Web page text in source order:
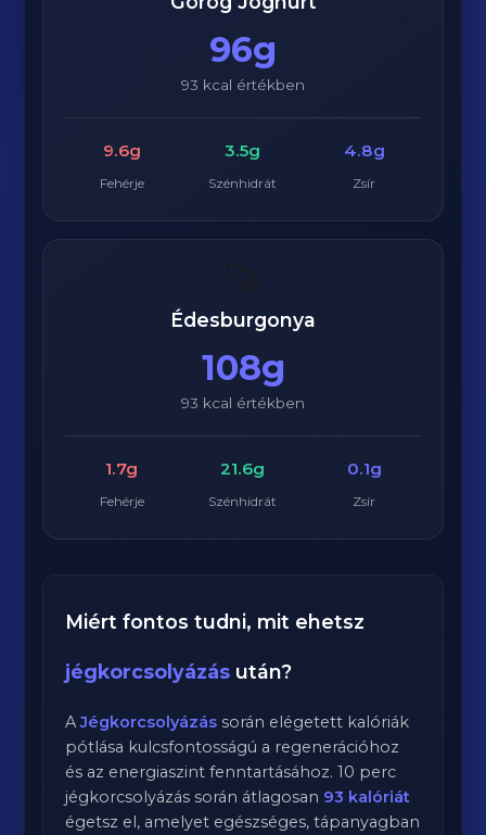
96g
93 kcal értékben
9.6g
Fehérje
3.5g
Szénhidrát
4.8g
Zsír
Édesburgonya
108g
93 kcal értékben
1.7g
Fehérje
21.6g
Szénhidrát
0.1g
Zsír
Miért fontos tudni, mit ehetsz
jégkorcsolyázás után?
AJégkorcsolyázás során elégetett kalóriák
pótlása kulcsfontosságú a regenerációhoz
és az energiaszint fenntartásához.10 perc
jégkorcsolyázás során átlagosan 93 kalóriát
égetsz el, amelyet egészséges, tápanyagban